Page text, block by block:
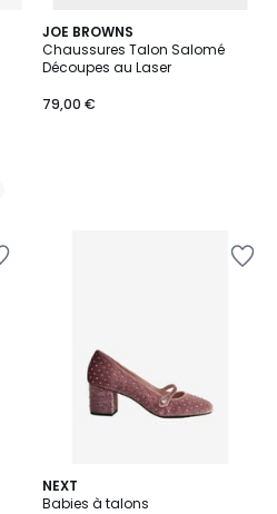
JOE BROWNS
Chaussures Talon Salomé
Découpes au Laser
79,00 €
NEXT
Babies à talons